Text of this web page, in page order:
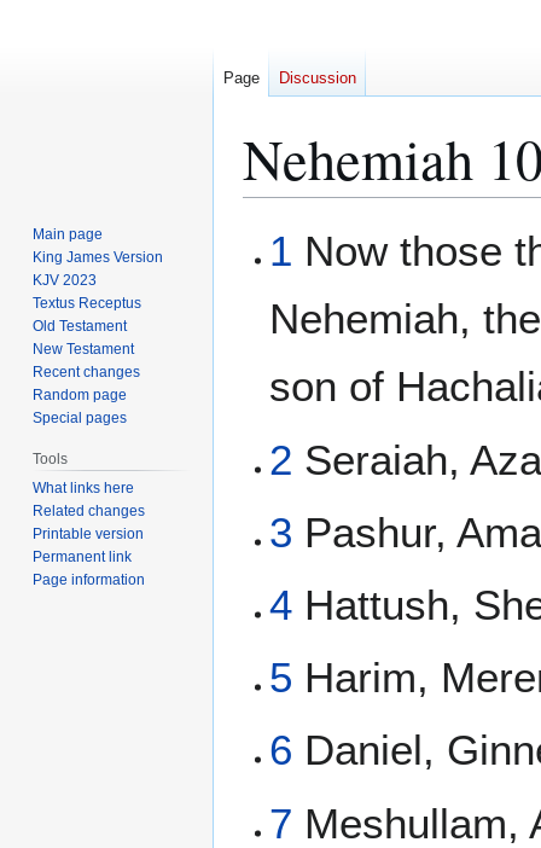
Nehemiah
toto
1 Now those
Nehemiah,
son of
2 Seraiah,
3 Pashur,
4 Hattush,
5 Harim,
6 Daniel,
7 Meshullam,
Page Discussion
Main page
King James Version
KJV 2023
Textus Receptus
Old Testament
New Testament
Recent changes
Random page
Special pages
Tools
What links here
Related changes
Printable version
Permanent link
Page information